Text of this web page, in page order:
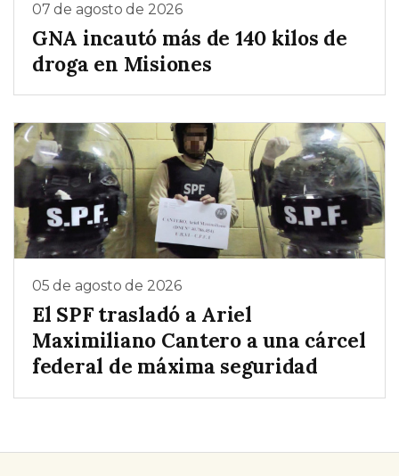
07 de agosto de 2026
GNA incautó más de 140 kilos de
droga en Misiones
05 de agosto de 2026
El SPF trasladó a Ariel
Maximiliano Cantero a una cárcel
federal de máxima seguridad